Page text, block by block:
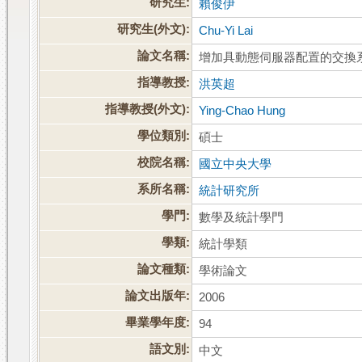
賴俊伊
研究生(外文):
Chu-Yi Lai
論文名稱:
增加具動態伺服器配置的交換
指導教授:
洪英超
指導教授(外文):
Ying-Chao Hung
學位類別:
碩士
校院名稱:
國立中央大學
系所名稱:
統計研究所
學門:
數學及統計學門
學類:
統計學類
論文種類:
學術論文
論文出版年:
2006
畢業學年度:
94
語文別:
中文